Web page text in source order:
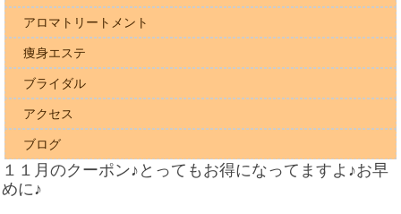
アロマトリートメント
痩身エステ
ブライダル
アクセス
ブログ
１１月のクーポン♪とってもお得になってますよ♪お早
めに♪